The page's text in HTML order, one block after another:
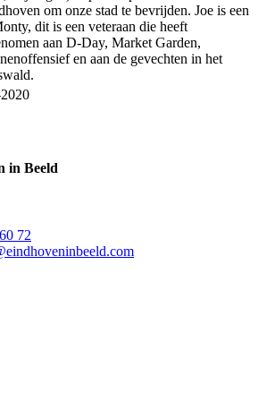
om onze stad te bevrijden. Joe is een
dit is een veteraan die heeft
aan D-Day, Market Garden,
en aan de gevechten in het
in Beeld
72